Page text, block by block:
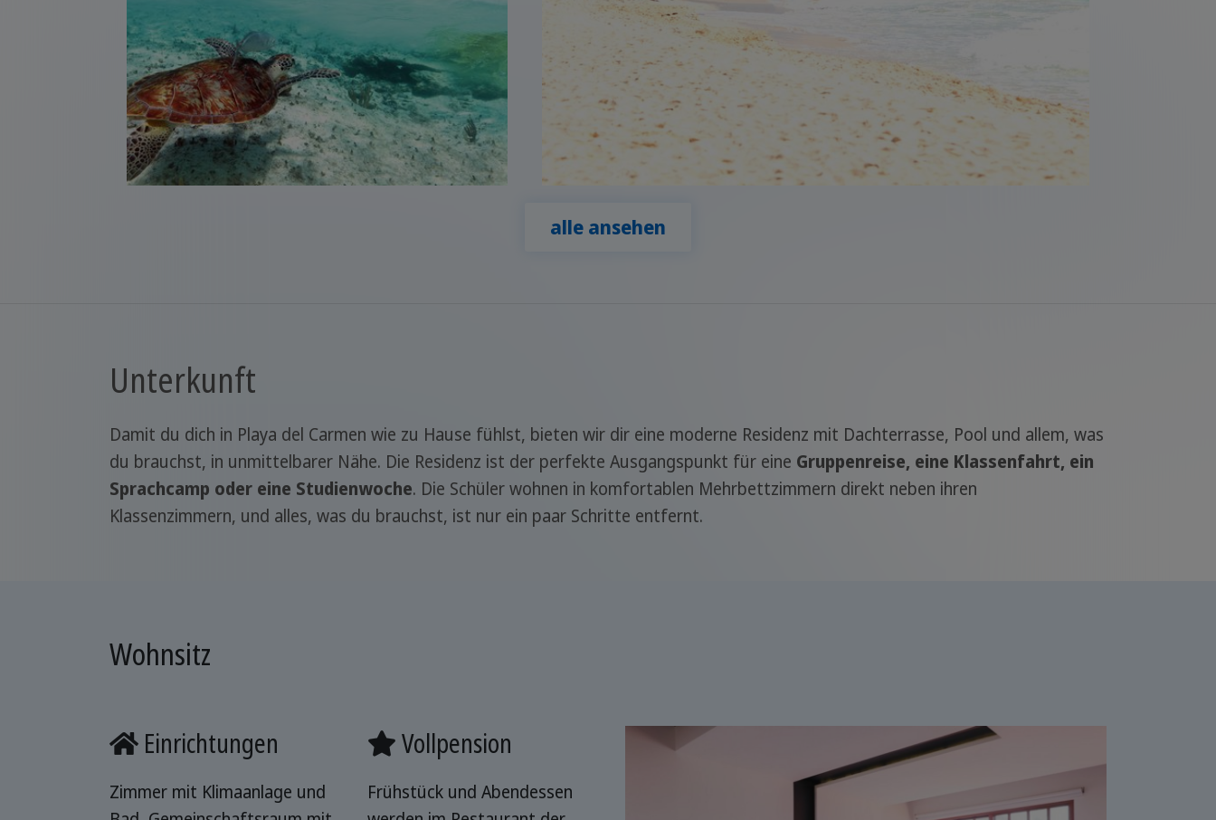
alle ansehen
Unterkunft
Damit du dich in Playa del Carmen wie zu Hause fühlst, bieten wir dir eine moderne Residenz mit Dachterrasse, Pool und allem, was
du brauchst, in unmittelbarer Nähe. Die Residenz ist der perfekte Ausgangspunkt für eine Gruppenreise, eine Klassenfahrt, ein
Sprachcamp oder eine Studienwoche. Die Schüler wohnen in komfortablen Mehrbettzimmern direkt neben ihren
Klassenzimmern, und alles, was du brauchst, ist nur ein paar Schritte entfernt.
Wohnsitz
Einrichtungen
Zimmer mit Klimaanlage und
Vollpension
Frühstück und Abendessen